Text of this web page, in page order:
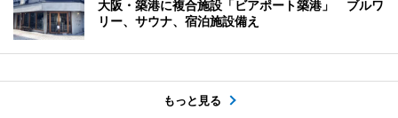
大阪・築港に複合施設「ビアポート築港」 ブルワ
リー、サウナ、宿泊施設備え
もっと見る